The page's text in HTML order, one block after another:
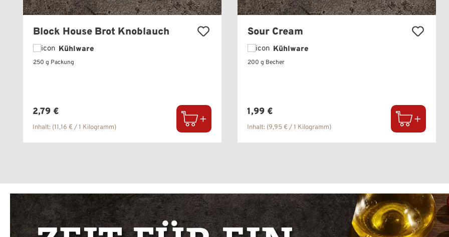
Block House Brot Knoblauch
Kühlware
250 g Packung
Regulärer Preis:
2,79 €
Inhalt: (11,16 € / 1 Kilogramm)
Sour Cream
Kühlware
200 g Becher
Regulärer Preis:
1,99 €
Inhalt: (9,95 € / 1 Kilogramm)